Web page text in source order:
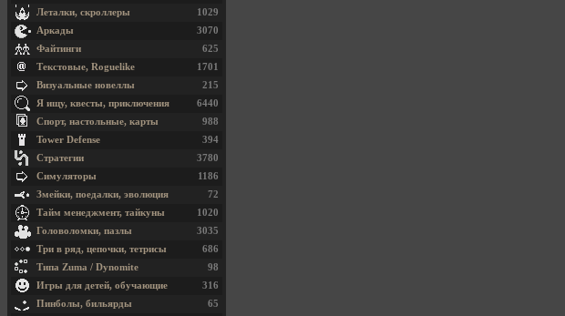
1029
Леталки, скроллеры
3070
Аркады
625
Файтинги
1701
Текстовые, Roguelike
215
Визуальные новеллы
6440
Я ищу, квесты, приключения
988
Спорт, настольные, карты
394
Tower Defense
3780
Стратегии
1186
Симуляторы
72
Змейки, поедалки, эволюция
1020
Тайм менеджмент, тайкуны
3035
Головоломки, пазлы
686
Три в ряд, цепочки, тетрисы
98
Типа Zuma / Dynomite
316
Игры для детей, обучающие
65
Пинболы, бильярды